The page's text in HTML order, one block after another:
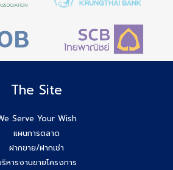
นเริ่มสร้างบ้าน! ไขทุกข้อสงสัยเรื่อง ใบ
ยสำเร็จค่ะ!! คุณอรพรรณ (โบว์) 084-
The Site
Serve Your Wish
แผนการตลาด
ฝากขาย/ฝากเช่า
หารงานขายโครงการ